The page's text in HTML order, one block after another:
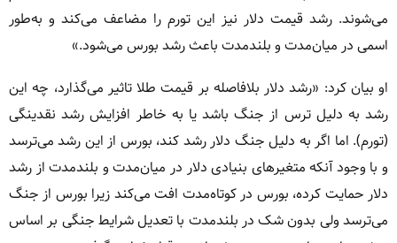
می‌شوند. رشد قیمت دلار نیز این تورم را مضاعف می‌کند و به‌طور
اسمی در میان‌مدت و بلندمدت باعث رشد بورس می‌شود.»
او بیان کرد: «رشد دلار بلافاصله بر قیمت طلا تاثیر می‌گذارد، چه این
رشد به دلیل ترس از جنگ باشد یا به خاطر افزایش رشد نقدینگی
(تورم). اما اگر به دلیل جنگ دلار رشد کند، بورس از این رشد می‌ترسد
و با وجود آنکه متغیرهای بنیادی دلار در میان‌مدت و بلندمدت از رشد
دلار حمایت کرده، بورس در کوتاه‌مدت افت می‌کند زیرا بورس از جنگ
می‌ترسد ولی بدون شک در بلندمدت با تعدیل شرایط جنگی بر اساس